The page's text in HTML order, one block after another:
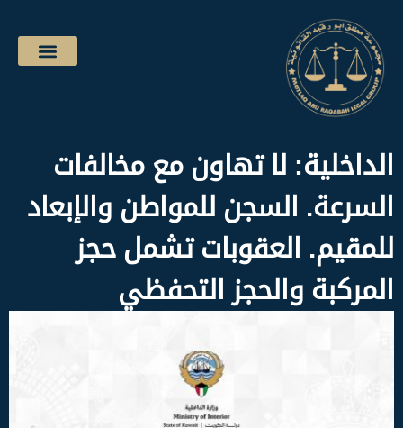
الداخلية: لا تهاون مع مخالفات
السرعة. السجن للمواطن والإبعاد
للمقيم. العقوبات تشمل حجز
المركبة والحجز التحفظي